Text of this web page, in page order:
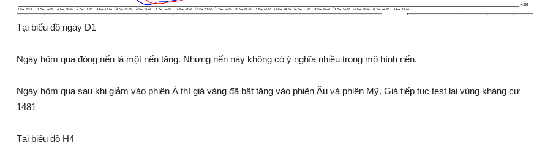
Tại biểu đồ ngày D1
Ngày hôm qua đóng nến là một nến tăng. Nhưng nến này không có ý nghĩa nhiều trong mô hình nến.
Ngày hôm qua sau khi giảm vào phiên Á thì giá vàng đã bật tăng vào phiên Âu và phiên Mỹ. Giá tiếp tục test lại vùng kháng cự
1481
Tại biểu đồ H4